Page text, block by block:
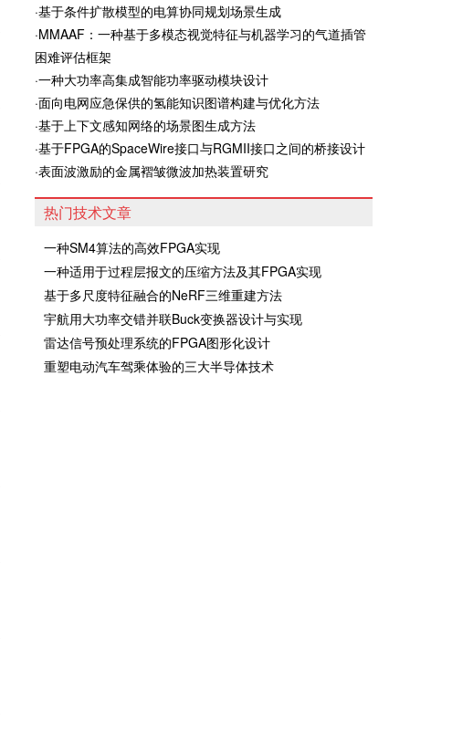
·基于条件扩散模型的电算协同规划场景生成
·MMAAF：一种基于多模态视觉特征与机器学习的气道插管
困难评估框架
·一种大功率高集成智能功率驱动模块设计
·面向电网应急保供的氢能知识图谱构建与优化方法
·基于上下文感知网络的场景图生成方法
·基于FPGA的SpaceWire接口与RGMII接口之间的桥接设计
·表面波激励的金属褶皱微波加热装置研究
热门技术文章
一种SM4算法的高效FPGA实现
一种适用于过程层报文的压缩方法及其FPGA实现
基于多尺度特征融合的NeRF三维重建方法
宇航用大功率交错并联Buck变换器设计与实现
雷达信号预处理系统的FPGA图形化设计
重塑电动汽车驾乘体验的三大半导体技术